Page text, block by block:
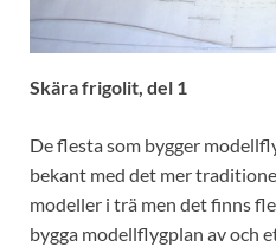
Skära frigolit, del 1
De flesta som bygger
bekant med det mer
modeller i trä men det finns
bygga modellflygplan av och